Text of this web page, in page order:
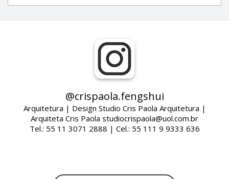
@crispaola.fengshui
Arquitetura | Design Studio Cris Paola Arquitetura |
Arquiteta Cris Paola studiocrispaola@uol.com.br
Tel.: 55 11 3071 2888 | Cel.: 55 111 9 9333 636